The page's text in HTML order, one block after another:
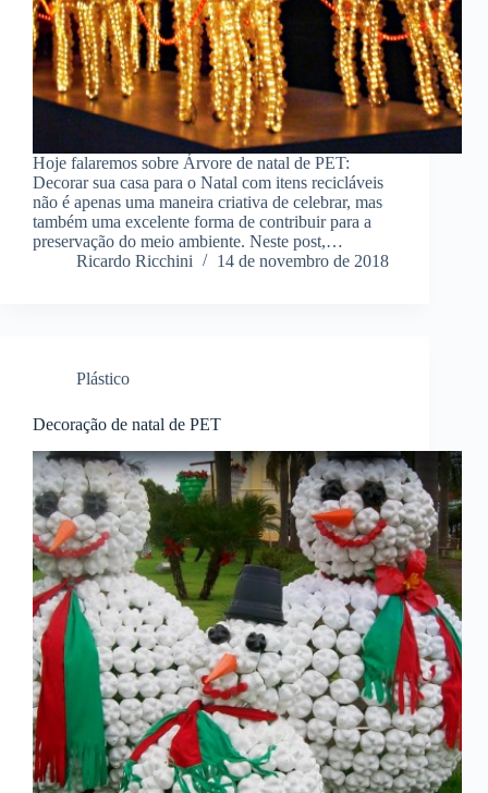
Hoje falaremos sobre Árvore de natal de PET:
Decorar sua casa para o Natal com itens recicláveis
não é apenas uma maneira criativa de celebrar, mas
também uma excelente forma de contribuir para a
preservação do meio ambiente. Neste post,…
Ricardo Ricchini
14 de novembro de 2018
Plástico
Decoração de natal de PET